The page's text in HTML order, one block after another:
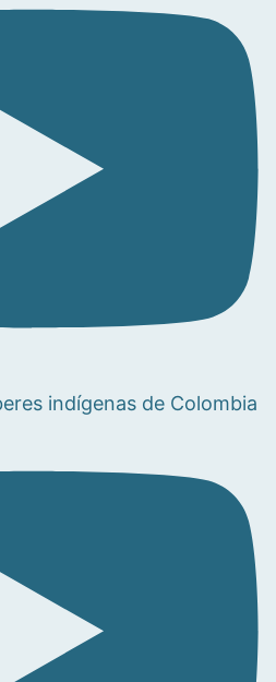
indígenas de Colombia